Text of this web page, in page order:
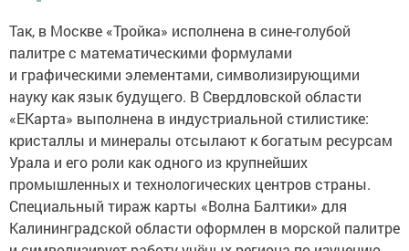
Так, в Москве «Тройка» исполнена в сине-голубой
палитре с математическими формулами
и графическими элементами, символизирующими
науку как язык будущего. В Свердловской области
«ЕКарта» выполнена в индустриальной стилистике:
кристаллы и минералы отсылают к богатым ресурсам
Урала и его роли как одного из крупнейших
промышленных и технологических центров страны.
Специальный тираж карты «Волна Балтики» для
Калининградской области оформлен в морской палитре